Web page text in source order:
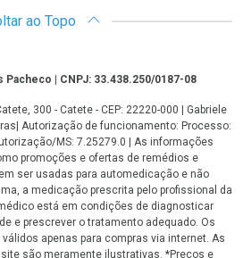
ao Topo
Pacheco | CNPJ: 33.438.250/0187-08
300 - Catete - CEP: 22220-000 | Gabriele
Autorização de funcionamento: Processo:
MS: 7.25279.0 | As informações
promoções e ofertas de remédios e
ser usadas para automedicação e não
a medicação prescrita pelo profissional da
está em condições de diagnosticar
e prescrever o tratamento adequado. Os
apenas para compras via internet. As
são meramente ilustrativas. *Preços e